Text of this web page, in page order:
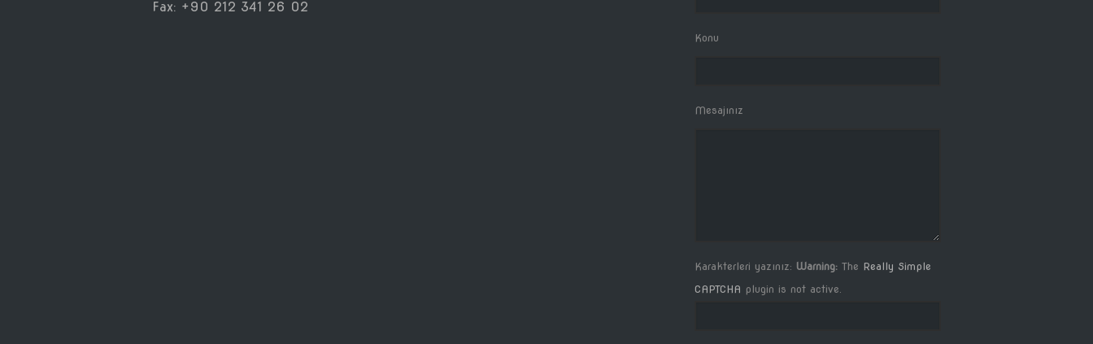
Fax: +90 212 341 26 02
Konu
Mesajınız
Karakterleri yazınız: Warning:The Really Simple
CAPTCHA plugin is not active.